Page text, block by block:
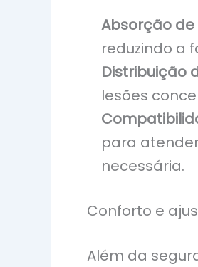
Absorção
reduzindo a
Distribuição
lesões
para
necessária.
Conforto e
Além da